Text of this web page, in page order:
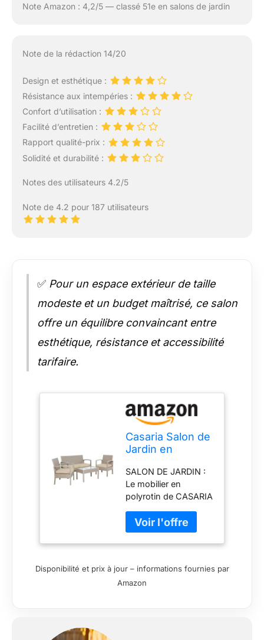
Note Amazon : 4,2/5 — classé 51e en salons de jardin
Note de la rédaction 14/20
Design et esthétique :
Résistance aux intempéries :
Confort d’utilisation :
Facilité d’entretien :
Rapport qualité-prix :
Solidité et durabilité :
Notes des utilisateurs 4.2/5
Note de 4.2 pour 187 utilisateurs
✅ Pour un espace extérieur de taille
modeste et un budget maîtrisé, ce salon
offre un équilibre convaincant entre
esthétique, résistance et accessibilité
tarifaire.
Casaria Salon de
Jardin en
Personnes, 2
chaises 1 Banc,
Crème
SALON DE JARDIN :
Le mobilier en
polyrotin de CASARIA
4 personnes. Le set
comprend une table
de jardin (75 x 40
banc de jardin avec
coussins inclus. Idéal
Disponibilité et prix à jour – informations fournies par
Amazon